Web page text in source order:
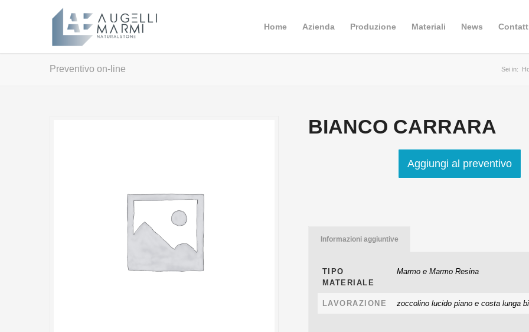
Home Azienda Produzione Materiali News
Preventivo on-line Sei in:
BIANCO CARRARA
Aggiungi al preventivo
Informazioni aggiuntive
TIPO
MATERIALE
Marmo e Marmo Resina
LAVORAZIONE zoccolino lucido piano e costa lunga